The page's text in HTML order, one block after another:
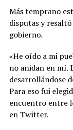
Más temprano
disputas y
gobierno.
«He oído a mi
no anidan en mí.
desarrollándose
Para eso fui
encuentro entre
en Twitter.